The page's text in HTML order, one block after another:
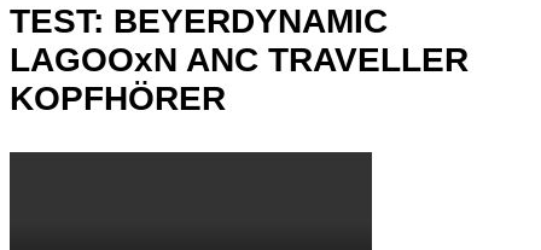
TEST: BEYERDYNAMIC
LAGOOxN ANC TRAVELLER
KOPFHÖRER